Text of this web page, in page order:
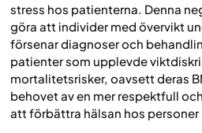
stress hos patienterna. Denna
göra att individer med övervikt
försenar diagnoser och
patienter som upplevde
mortalitetsrisker, oavsett deras
behovet av en mer respektfull
att förbättra hälsan hos personer